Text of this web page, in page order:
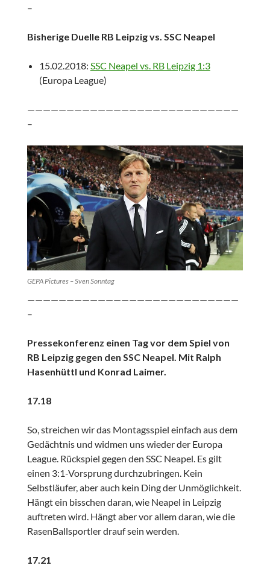
–
Bisherige Duelle RB Leipzig vs. SSC Neapel
15.02.2018: SSC Neapel vs. RB Leipzig 1:3
(Europa League)
———————————————————————————
–
GEPA Pictures – Sven Sonntag
———————————————————————————
–
Pressekonferenz einen Tag vor dem Spiel von
RB Leipzig gegen den SSC Neapel. Mit Ralph
Hasenhüttl und Konrad Laimer.
17.18
So, streichen wir das Montagsspiel einfach aus dem
Gedächtnis und widmen uns wieder der Europa
League. Rückspiel gegen den SSC Neapel. Es gilt
einen 3:1-Vorsprung durchzubringen. Kein
Selbstläufer, aber auch kein Ding der Unmöglichkeit.
Hängt ein bisschen daran, wie Neapel in Leipzig
auftreten wird. Hängt aber vor allem daran, wie die
RasenBallsportler drauf sein werden.
17.21